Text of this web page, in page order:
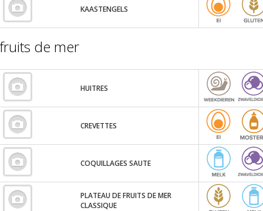
KAASTENGELS
fruits de mer
HUITRES
CREVETTES
COQUILLAGES SAUTE
PLATEAU DE FRUITS DE MER
CLASSIQUE